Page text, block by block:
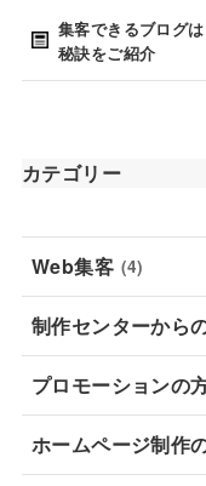
集客できるブログ
秘訣をご紹介
カテゴリー
Web集客 (4)
制作センターから
プロモーションの
ホームページ制作